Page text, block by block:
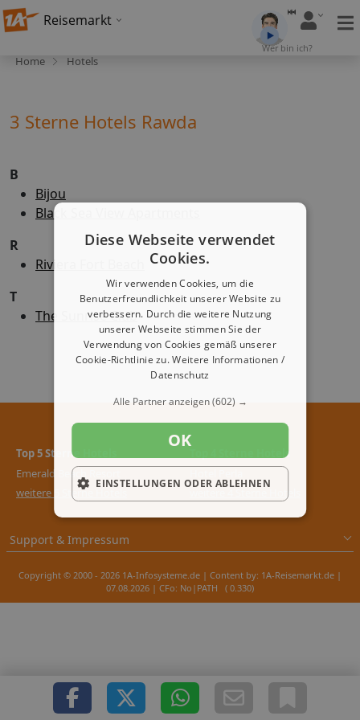
Reisemarkt
Wer bin ich?
Home Hotels
3 Sterne Hotels Rawda
B
Bijou
Black Sea View Apartments
R
Riviera Fort Beach
T
The Sunrise Club
Top 5 Sterne Hotels
Emerald Beach Resort
weitere 5 Sterne Hotels
Top 4 Sterne Hotels
Support & Impressum
Copyright © 2000 - 2026 1A-Infosysteme.de | Content by: 1A-Reisemarkt.de |
07.08.2026 | CFo: No|PATH ( 0.330)
Diese Webseite verwendet
Cookies.
Wir verwenden Cookies, um die
Benutzerfreundlichkeit unserer Website zu
verbessern. Durch die weitere Nutzung
unserer Webseite stimmen Sie der
Verwendung von Cookies gemäß unserer
Cookie-Richtlinie zu.Weitere Informationen /
Datenschutz
Alle Partner anzeigen(602) →
OK
EINSTELLUNGEN ODER ABLEHNEN